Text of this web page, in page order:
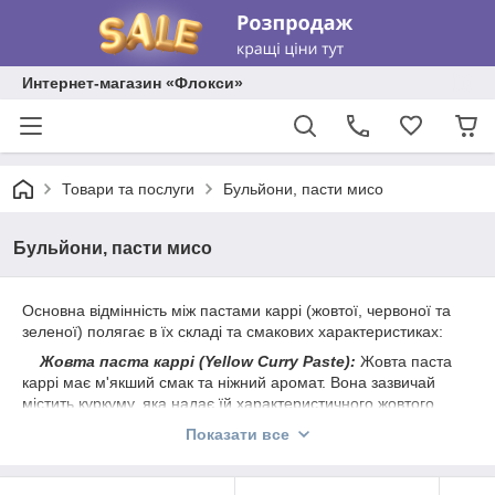
Интернет-магазин «Флокси»
Товари та послуги Бульйони, пасти мисо
Бульйони, пасти мисо
Основна відмінність між пастами каррі (жовтої, червоної та
зеленої) полягає в їх складі та смакових характеристиках:
Жовта паста каррі (Yellow Curry Paste): Жовта паста
каррі має м'якший смак та ніжний аромат. Вона зазвичай
містить куркуму, яка надає їй характеристичного жовтого
солодкуватим з легкими нотками імбиру та коріандру.
Червона паста каррі (Red Curry Paste):Червона паста
Показати все